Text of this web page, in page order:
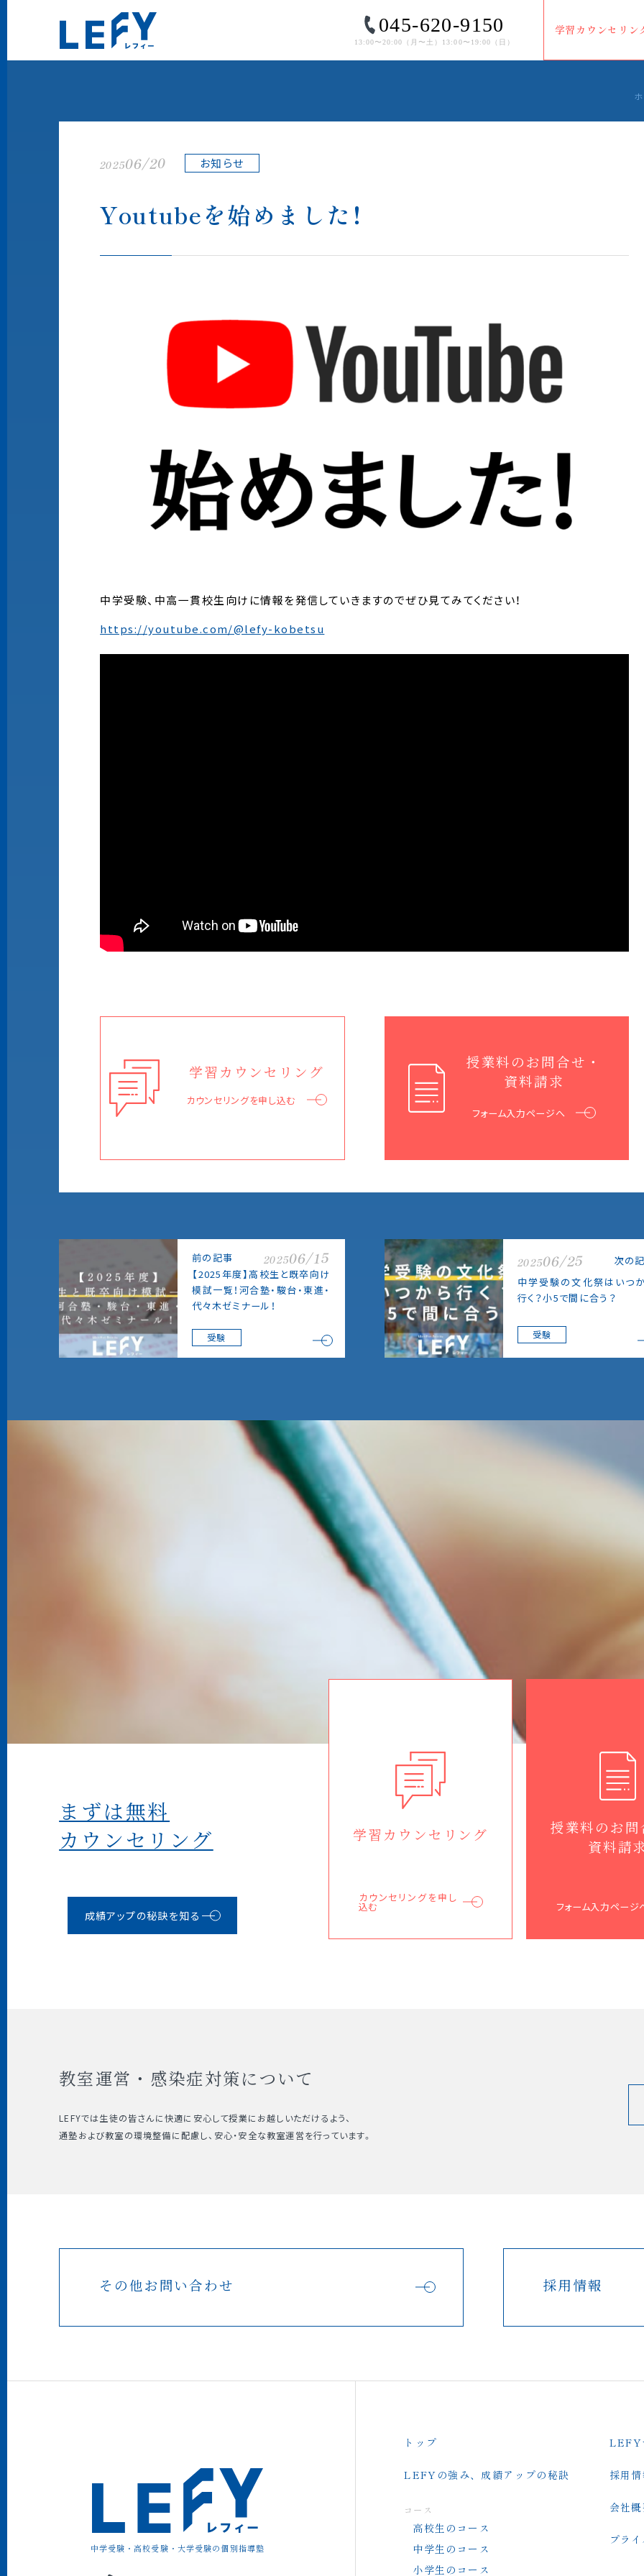
045-620-9150
13:00〜20:00（⽉〜⼟）13:00〜19:00（⽇）
学習カウンセリン
202506/20 お知らせ
Youtubeを始めました！
中学受験、中高一貫校生向けに情報を発信していきますのでぜひ見てみてください！
https://youtube.com/@lefy-kobetsu
学習カウンセリング
カウンセリングを申し込む
授業料のお問合せ・
資料請求
フォーム入力ページへ
前の記事 202506/15
【2025年度】高校生と既卒向け
模試一覧！河合塾・駿台・東進・
代々木ゼミナール！
受験
202506/25
次の
中学受験の文化祭はいつ
行く？小5で間に合う？
受験
まずは無料
カウンセリング
成績アップの秘訣を知る
学習カウンセリング
カウンセリングを申し
込む
授業料のお問
資料請
フォーム入力ページ
教室運営・感染症対策について
LEFYでは生徒の皆さんに快適に安心して授業にお越しいただけるよう、
通塾および教室の環境整備に配慮し、安心・安全な教室運営を行っています。
その他お問い合わせ 採用情報
中学受験・高校受験・大学受験の個別指導塾
トップ
LEFYの強み、成績アップの秘訣
コース
高校生のコース
中学生のコース
小学生のコース
LEFY
採用情
会社
プラ